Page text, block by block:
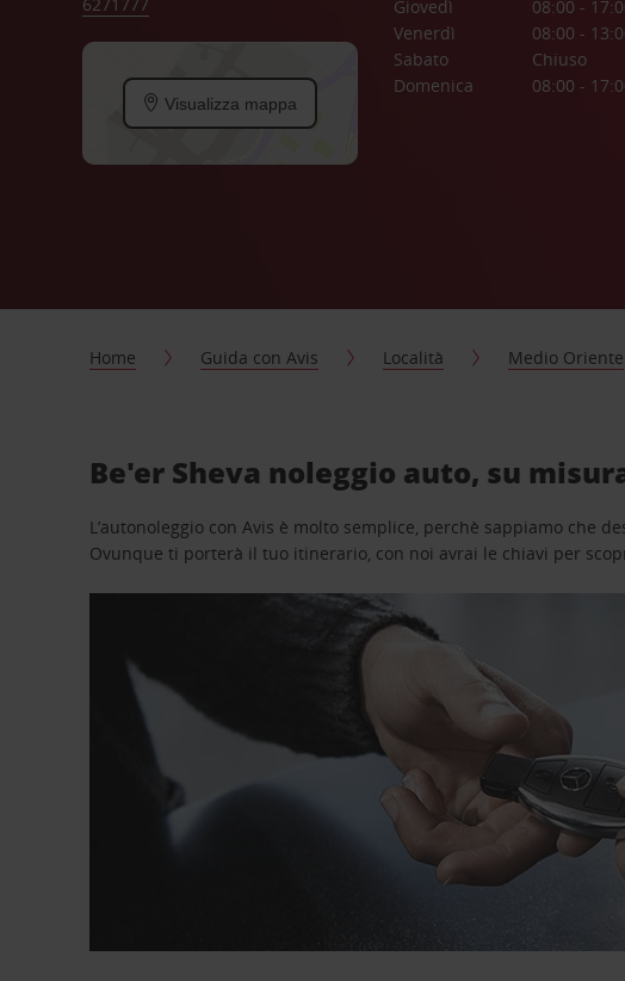
Visualizza mappa
Giovedì
08:00 -
Venerdì
08:00 -
Sabato
Chiuso
Domenica
08:00 -
Home Guida con Avis Località Medio Oriente
Be'er Sheva noleggio auto, su
L’autonoleggio con Avis è molto semplice, perchè sappiamo che
Ovunque ti porterà il tuo itinerario, con noi avrai le chiavi per